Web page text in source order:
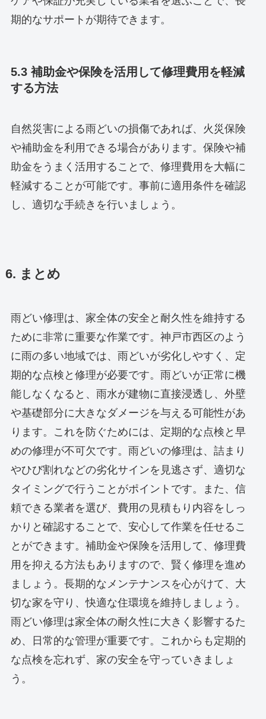
期的なサポートが期待できます。
5.3 補助金や保険を活用して修理費用を軽減
する方法
自然災害による雨どいの損傷であれば、火災保険
や補助金を利用できる場合があります。保険や補
助金をうまく活用することで、修理費用を大幅に
軽減することが可能です。事前に適用条件を確認
し、適切な手続きを行いましょう。
6. まとめ
雨どい修理は、家全体の安全と耐久性を維持する
ために非常に重要な作業です。神戸市西区のよう
に雨の多い地域では、雨どいが劣化しやすく、定
期的な点検と修理が必要です。雨どいが正常に機
能しなくなると、雨水が建物に直接浸透し、外壁
や基礎部分に大きなダメージを与える可能性があ
ります。これを防ぐためには、定期的な点検と早
めの修理が不可欠です。雨どいの修理は、詰まり
やひび割れなどの劣化サインを見逃さず、適切な
タイミングで行うことがポイントです。また、信
頼できる業者を選び、費用の見積もり内容をしっ
かりと確認することで、安心して作業を任せるこ
とができます。補助金や保険を活用して、修理費
用を抑える方法もありますので、賢く修理を進め
ましょう。長期的なメンテナンスを心がけて、大
切な家を守り、快適な住環境を維持しましょう。
雨どい修理は家全体の耐久性に大きく影響するた
め、日常的な管理が重要です。これからも定期的
な点検を忘れず、家の安全を守っていきましょ
う。